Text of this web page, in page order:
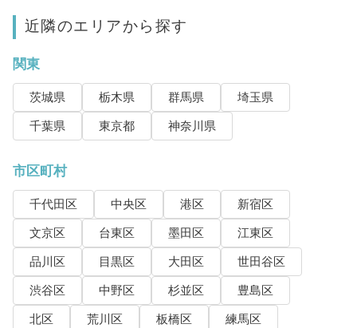
近隣のエリアから探す
関東
茨城県 栃木県 群馬県
埼玉県
千葉県
東京都 神奈川県
市区町村
千代田区 中央区 港区
新宿区
文京区
台東区 墨田区
江東区
品川区
目黒区 大田区
世田谷区
渋谷区
中野区 杉並区
豊島区
北区
荒川区 板橋区
練馬区